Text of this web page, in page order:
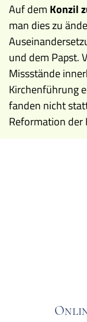
Auf dem Konzil
man dies zu
und dem Papst.
Missstände
Kirchenführung
fanden nicht
Reformation der